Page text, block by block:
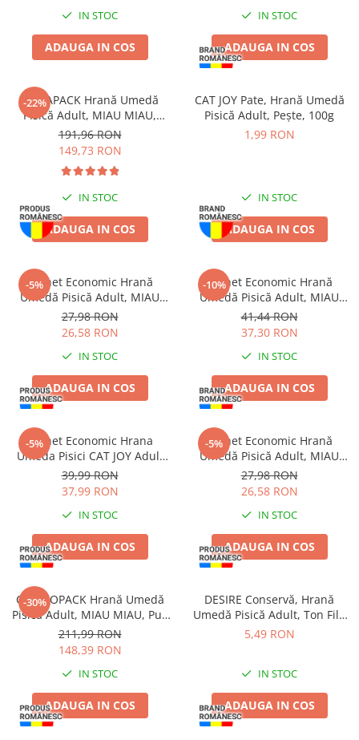
IN STOC
ADAUGA IN COS
IN STOC
ADAUGA IN COS
-22%
MEGAPACK Hrană Umedă
Pisică Adult, MIAU MIAU,
Sterilizată, Pui în sos, 96x100g
191,96 RON
149,73 RON
IN STOC
ADAUGA IN COS
CAT JOY Pate, Hrană Umedă
Pisică Adult, Pește, 100g
1,99 RON
IN STOC
ADAUGA IN COS
-5%
Pachet Economic Hrană
Umedă Pisică Adult, MIAU
MIAU Care Delicate, Macrou,
12x85g
27,98 RON
26,58 RON
IN STOC
ADAUGA IN COS
-10%
Pachet Economic Hrană
Umedă Pisică Adult, MIAU
MIAU Pate, Somon cu Topping
de Iaurt, 16x100g
41,44 RON
37,30 RON
IN STOC
ADAUGA IN COS
-5%
Pachet Economic Hrana
Umeda Pisici CAT JOY Adult
Pui si Ficat in Sos 24x85g
39,99 RON
37,99 RON
IN STOC
ADAUGA IN COS
-5%
Pachet Economic Hrană
Umedă Pisică Adult, MIAU
MIAU Care Sensitive, Ficat,
12x85g
27,98 RON
26,58 RON
IN STOC
ADAUGA IN COS
-30%
COMBOPACK Hrană Umedă
Pisică Adult, MIAU MIAU, Pui,
Vită și Legume în Sos, 96x100g
211,99 RON
148,39 RON
IN STOC
ADAUGA IN COS
DESIRE Conservă, Hrană
Umedă Pisică Adult, Ton File
și Creveți în Gelatină, 85g
5,49 RON
IN STOC
ADAUGA IN COS